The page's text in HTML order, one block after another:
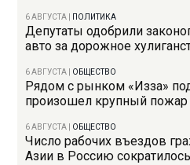
6 АВГУСТА ПОЛИТИКА
Депутаты одобрили
авто за дорожное
6 АВГУСТА ОБЩЕСТВО
Рядом с рынком «Изза»
произошел крупный пожар
6 АВГУСТА ОБЩЕСТВО
Число рабочих въездов
Азии в Россию